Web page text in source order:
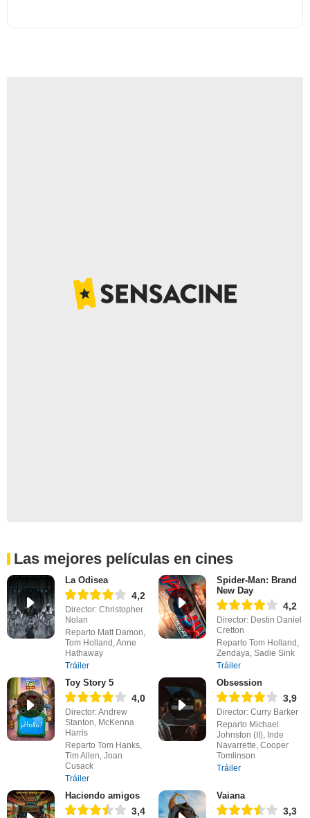
Las mejores películas en cines
La Odisea
4,2
Director: Christopher
Nolan
Reparto Matt Damon,
Tom Holland, Anne
Hathaway
Tráiler
Spider-Man: Brand
New Day
4,2
Director: Destin Daniel
Cretton
Reparto Tom Holland,
Zendaya, Sadie Sink
Tráiler
Toy Story 5
4,0
Director: Andrew
Stanton, McKenna
Harris
Reparto Tom Hanks,
Tim Allen, Joan
Cusack
Tráiler
Obsession
3,9
Director: Curry Barker
Reparto Michael
Johnston (II), Inde
Navarrette, Cooper
Tomlinson
Tráiler
Haciendo amigos
3,4
Vaiana
3,3